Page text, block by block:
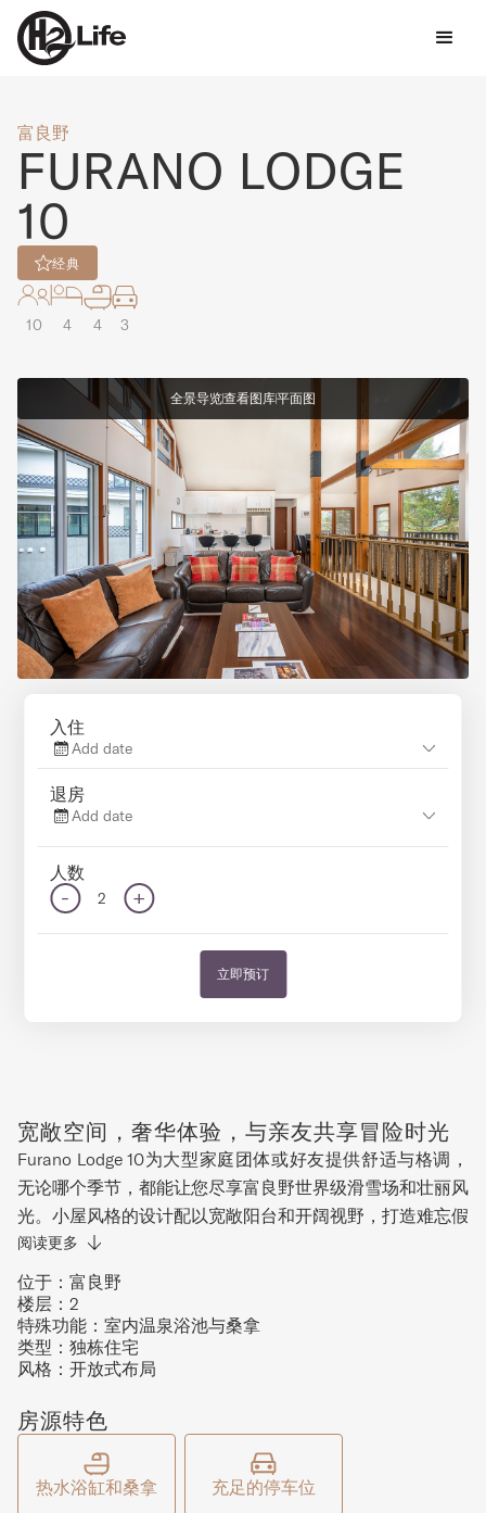
富良野
FURANO LODGE
10
经典
10 4 4 3
全景导览查看图库平面图
入住
Add date
退房
Add date
人数
- 2 +
立即预订
宽敞空间，奢华体验，与亲友共享冒险时光
Furano Lodge 10为大型家庭团体或好友提供舒适与格调，
无论哪个季节，都能让您尽享富良野世界级滑雪场和壮丽风
光。小屋风格的设计配以宽敞阳台和开阔视野，打造难忘假
期的理想度假胜地。四间宽敞卧室中有三间配备独立卫浴，
另设有带桑拿的主浴室，在私密性与共享空间之间取得完美
平衡。现代西式厨房、两层休息区及遍布全屋的平板电视，
为您在雪场畅玩后提供放松娱乐的温馨空间。无论是在楼上
舒适的休息区分享一天的冒险故事，还是在阅读角落静静放
松，这里都能为您带来舒适与欢聚的完美结合。Furano
Lodge 10位于北之峰滑雪区附近，冬季前往雪场极为便利。
然而，富良野不仅是冬日仙境！夏季连绵的薰衣草花田和徒
步路线同样令人惊叹，使其成为四季皆宜的目的地。无论是
在粉雪中畅快滑行，还是在温暖时节探索田园风光，
阅读更多
位于： 富良野
楼层： 2
特殊功能： 室内温泉浴池与桑拿
类型： 独栋住宅
风格： 开放式布局
房源特色
热水浴缸和桑拿 充足的停车位